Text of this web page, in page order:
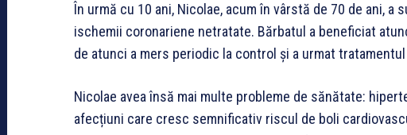
În urmă cu 10 ani, Nicolae, acum în vârstă de 70 de ani,
ischemii coronariene netratate. Bărbatul a beneficiat
de atunci a mers periodic la control și a urmat
Nicolae avea însă mai multe probleme de sănătate:
afecțiuni care cresc semnificativ riscul de boli